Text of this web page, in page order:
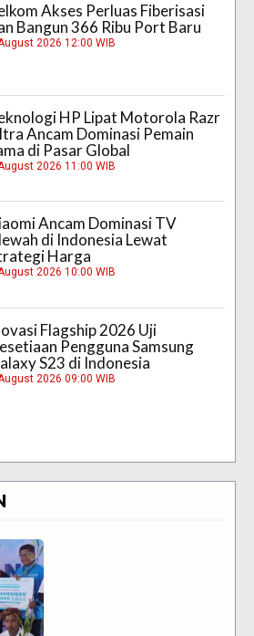
Akses Perluas Fiberisasi
Bangun 366 Ribu Port Baru
2026 12:00 WIB
HP Lipat Motorola Razr
Ancam Dominasi Pemain
di Pasar Global
2026 11:00 WIB
Ancam Dominasi TV
di Indonesia Lewat
Harga
2026 10:00 WIB
Flagship 2026 Uji
Pengguna Samsung
S23 di Indonesia
2026 09:00 WIB